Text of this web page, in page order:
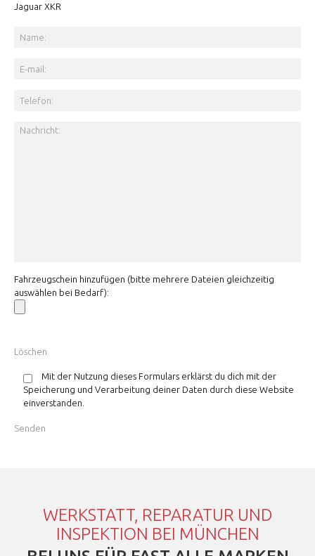
Jaguar XKR
Fahrzeugschein hinzufügen (bitte mehrere Dateien gleichzeitig
auswählen bei Bedarf):
Mit der Nutzung dieses Formulars erklärst du dich mit der
Speicherung und Verarbeitung deiner Daten durch diese Website
einverstanden.
WERKSTATT, REPARATUR UND
INSPEKTION BEI MÜNCHEN